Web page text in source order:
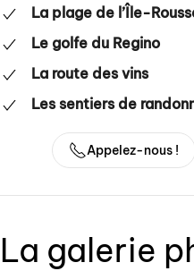
La plage de l’Île-
Le golfe du Regino
La route des vins
Les sentiers de
Appelez-nous !
La galerie